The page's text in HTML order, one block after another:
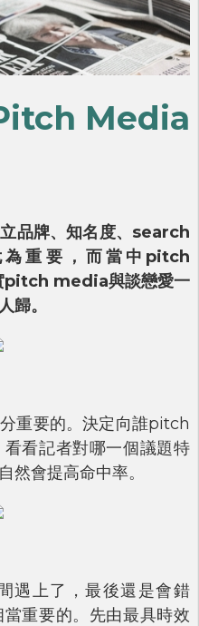
Media
品牌、知名度、search
重要，而當中pitch
pitch media與談戀愛一
歸。
重要的。決定向誰pitch
看記者對哪一個議題特
然會提高命中率。
遇上了，最後還是會錯
重要的。先由最具時效